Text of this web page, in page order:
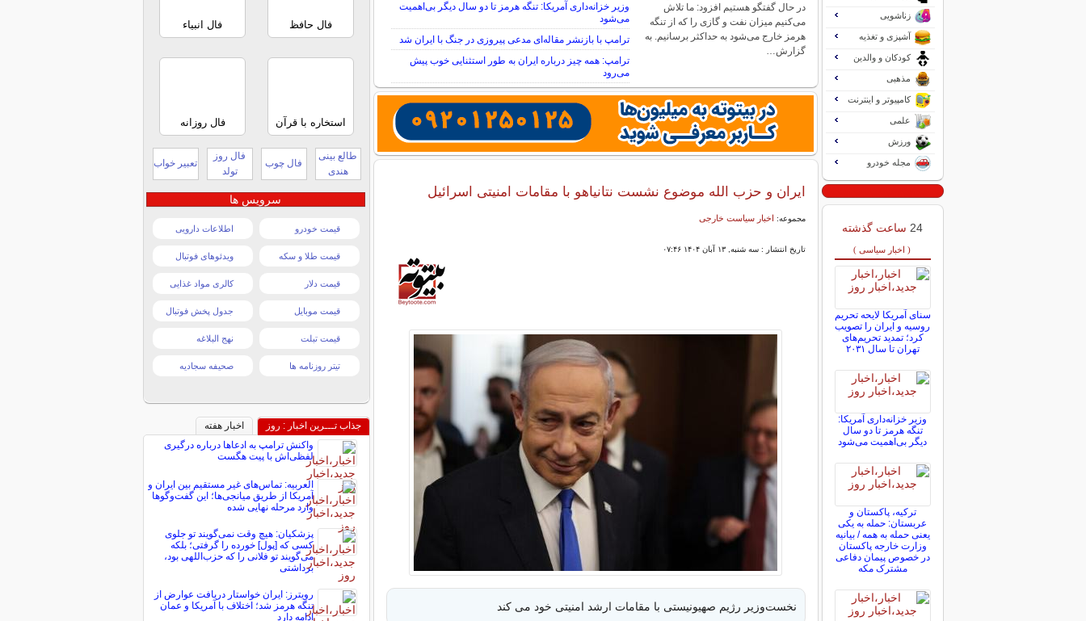
در حال گفتگو هستیم افزود: ما تلاش
می‌کنیم میزان نفت و گازی را که از تنگه
هرمز خارج می‌شود به حداکثر برسانیم. به
گزارش…
وزیر خزانه‌داری آمریکا: تنگه هرمز تا دو سال دیگر بی‌اهمیت
می‌شود
ترامپ با بازنشر مقاله‌ای مدعی پیروزی در جنگ با ایران شد
ترامپ: همه چیز درباره ایران به طور استثنایی خوب پیش
می‌رود
ایران و حزب الله موضوع نشست نتانیاهو با مقامات امنیتی اسرائیل
مجموعه: اخبار سیاست خارجی
تاریخ انتشار : سه شنبه, ۱۳ آبان ۱۴۰۴ ۰۷:۴۶
نخست‌وزیر رژیم صهیونیستی با مقامات ارشد امنیتی خود می کند
زناشویی
آشپزی و تغذیه
کودکان و والدین
مذهبی
کامپیوتر و اینترنت
علمی
ورزش
مجله خودرو
24 ساعت گذشته
( اخبار سیاسی )
سنای آمریکا لایحه تحریم
روسیه و ایران را تصویب
کرد؛ تمدید تحریم‌های
تهران تا سال ۲۰۳۱
وزیر خزانه‌داری آمریکا:
تنگه هرمز تا دو سال
دیگر بی‌اهمیت می‌شود
ترکیه، پاکستان و
عربستان: حمله به یکی
یعنی حمله به همه / بیانیه
وزارت خارجه پاکستان
در خصوص پیمان دفاعی
مشترک مکه
فال حافظ فال انبیاء
استخاره با قرآن فال روزانه
طالع بینی
هندی
فال چوب
فال روز
تولد
تعبیر خواب
سرویس ها
قیمت خودرو اطلاعات دارویی
قیمت طلا و سکه ویدئوهای فوتبال
قیمت دلار کالری مواد غذایی
قیمت موبایل جدول پخش فوتبال
قیمت تبلت نهج البلاغه
تیتر روزنامه ها صحیفه سجادیه
جذاب تـــرین اخبار : روز
اخبار هفته
واکنش ترامپ به ادعاها درباره درگیری
لفظی‌اش با پیت هگست
العربیه: تماس‌های غیر مستقیم بین ایران و
آمریکا از طریق میانجی‌ها؛ این گفت‌و‌گو‌ها
وارد مرحله نهایی شده
پزشکیان: هیچ وقت نمی‌گویند تو جلوی
کسی که [پول] خورده را گرفتی؛ بلکه
می‌گویند تو فلانی را که حزب‌اللهی بود،
برداشتی
رویترز: ایران خواستار دریافت عوارض از
تنگه هرمز شد؛ اختلاف با آمریکا و عمان
ادامه دارد